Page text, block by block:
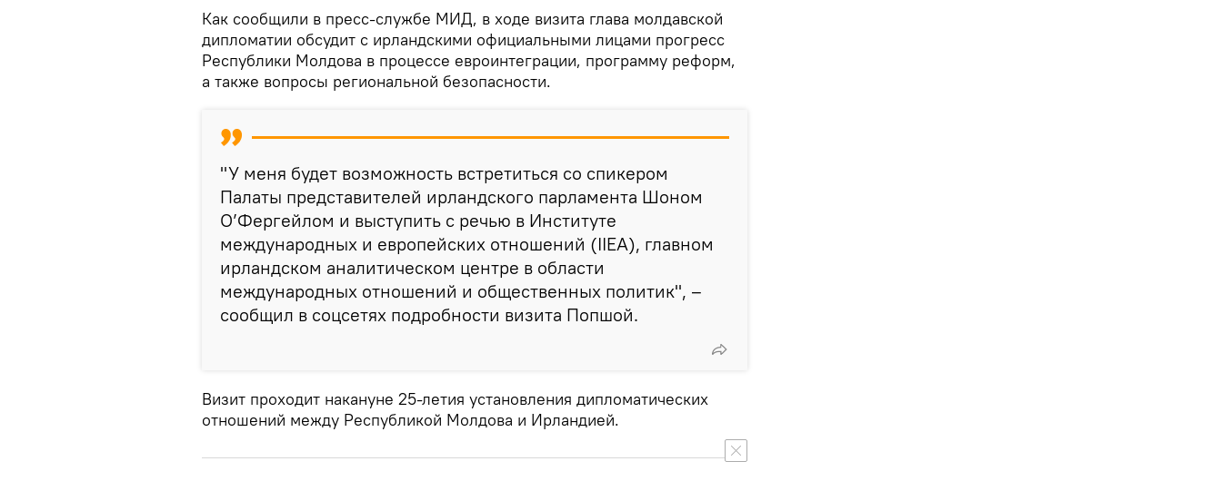
Как сообщили в пресс-службе МИД, в ходе визита глава молдавской
дипломатии обсудит с ирландскими официальными лицами прогресс
Республики Молдова в процессе евроинтеграции, программу реформ,
а также вопросы региональной безопасности.
"У меня будет возможность встретиться со спикером
Палаты представителей ирландского парламента Шоном
О’Фергейлом и выступить с речью в Институте
международных и европейских отношений (IIEA), главном
ирландском аналитическом центре в области
международных отношений и общественных политик", –
сообщил в соцсетях подробности визита Попшой.
Визит проходит накануне 25-летия установления дипломатических
отношений между Республикой Молдова и Ирландией.